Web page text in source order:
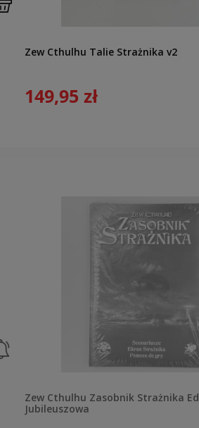
Zew Cthulhu Talie Strażnika v2
149,95 zł
Zew Cthulhu Zasobnik Strażnika
Jubileuszowa